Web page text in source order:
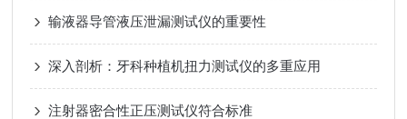
输液器导管液压泄漏测试仪的重要性
深入剖析：牙科种植机扭力测试仪的多重应用
注射器密合性正压测试仪符合标准